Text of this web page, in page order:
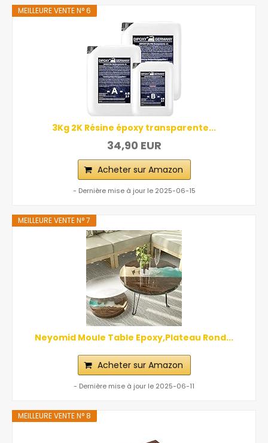
MEILLEURE VENTE N° 6
3Kg 2K Résine époxy transparente...
34,90 EUR
Acheter sur Amazon
- Dernière mise à jour le 2025-06-15
MEILLEURE VENTE N° 7
Neyomid Moule Table Epoxy,Plateau Rond...
Acheter sur Amazon
- Dernière mise à jour le 2025-06-11
MEILLEURE VENTE N° 8